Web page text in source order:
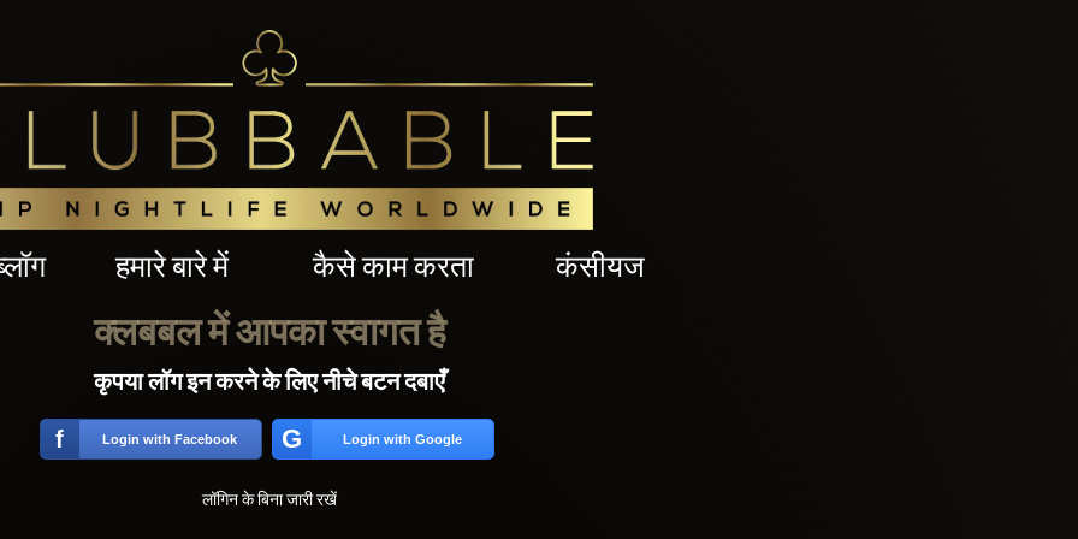
हमारे बारे में कैसे काम करता कंसीयज
क्लबबल में आपका स्वागत है
कृपया लॉग इन करने के लिए नीचे बटन दबाएँ
f Login with Facebook G Login with Google
लॉगिन के बिना जारी रखें